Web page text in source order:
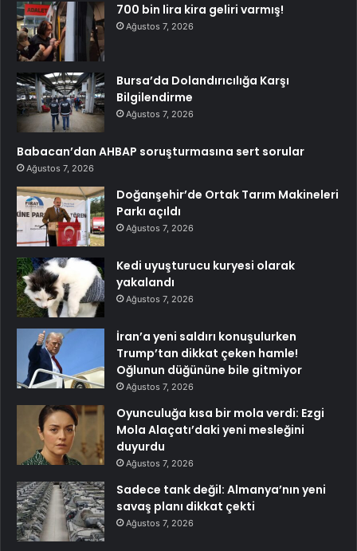
700 bin lira kira geliri varmış!
Ağustos 7, 2026
Bursa’da Dolandırıcılığa Karşı
Bilgilendirme
Ağustos 7, 2026
Babacan’dan AHBAP soruşturmasına sert sorular
Ağustos 7, 2026
Doğanşehir’de Ortak Tarım Makineleri
Parkı açıldı
Ağustos 7, 2026
Kedi uyuşturucu kuryesi olarak
yakalandı
Ağustos 7, 2026
İran’a yeni saldırı konuşulurken
Trump’tan dikkat çeken hamle!
Oğlunun düğününe bile gitmiyor
Ağustos 7, 2026
Oyunculuğa kısa bir mola verdi: Ezgi
Mola Alaçatı’daki yeni mesleğini
duyurdu
Ağustos 7, 2026
Sadece tank değil: Almanya’nın yeni
savaş planı dikkat çekti
Ağustos 7, 2026